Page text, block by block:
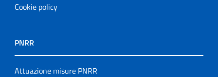
Cookie policy
PNRR
Attuazione misure PNRR